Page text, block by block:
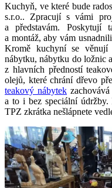
Kuchyň, ve které bude
s.r.o.. Zpracují s vámi
a představám. Poskytují
a montáž, aby vám
Kromě kuchyní se věnují
nábytku, nábytku do ložnic
z hlavních předností
olejů, které chrání dřevo
teakový nábytek
a to i bez speciální
TPZ zkrátka nešlápnete